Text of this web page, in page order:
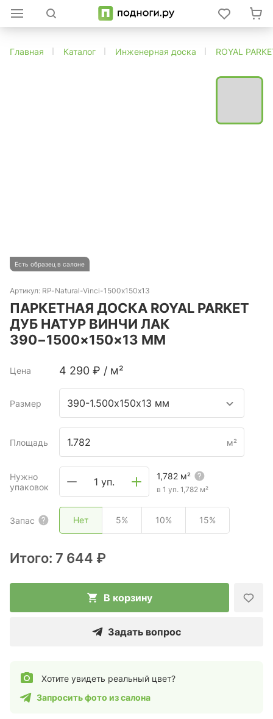
Главная Каталог Инженерная доска ROYAL
Есть образец в салоне
Артикул: RP-Natural-Vinci-1500x150x13
ПАРКЕТНАЯ ДОСКА ROYAL PARKET
ДУБ НАТУР ВИНЧИ ЛАК
390−1500×150×13 ММ
Цена 4 290 ₽ / м²
Размер 390-1.500х150х13 мм
Площадь м²
Нужно
упаковок
1 уп. 1,782 м²
в 1 уп. 1,782 м²
Запас Нет 5% 10% 15%
Итого: 7 644 ₽
В корзину
Задать вопрос
Хотите увидеть реальный цвет?
Запросить фото из салона